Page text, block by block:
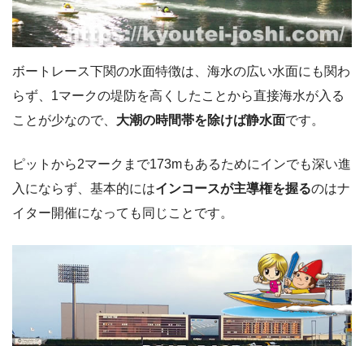
ボートレース下関の水面特徴は、海水の広い水面にも関わ
らず、1マークの堤防を高くしたことから直接海水が入る
ことが少なので、 大潮の時間帯を除けば静水面です。
ピットから2マークまで173mもあるためにインでも深い進
入にならず、基本的にはインコースが主導権を握るのはナ
イター開催になっても同じことです。